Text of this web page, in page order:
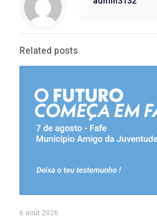
Related posts
6 août 2026